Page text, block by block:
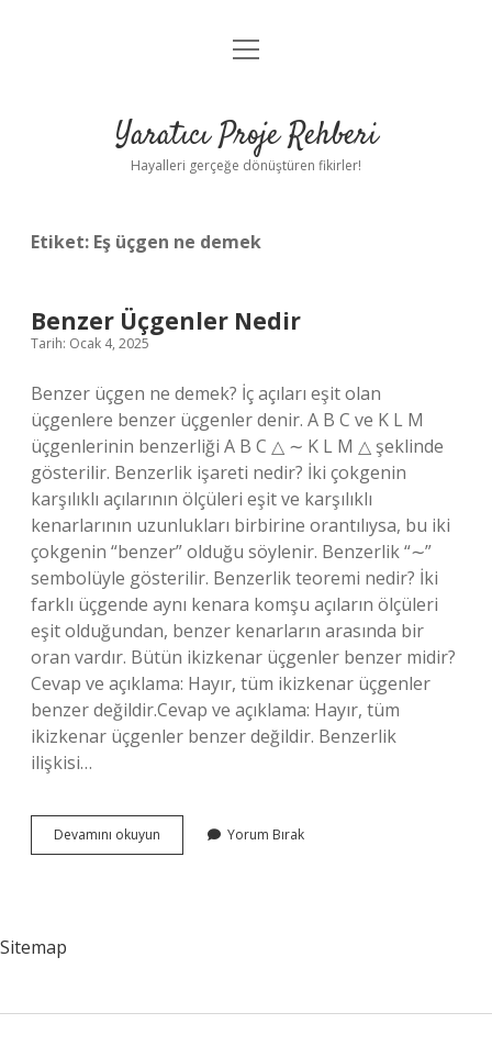
Anasayfa
Yasal Uyarı
menüyü
Yaratıcı Proje Rehberi
Hayalleri gerçeğe dönüştüren fikirler!
Etiket: Eş üçgen ne demek
Benzer Üçgenler Nedir
Tarih: Ocak 4, 2025
Benzer üçgen ne demek? İç açıları eşit olan
üçgenlere benzer üçgenler denir. A B C ve K L M
üçgenlerinin benzerliği A B C △ ∼ K L M △ şeklinde
gösterilir. Benzerlik işareti nedir? İki çokgenin
karşılıklı açılarının ölçüleri eşit ve karşılıklı
kenarlarının uzunlukları birbirine orantılıysa, bu iki
çokgenin “benzer” olduğu söylenir. Benzerlik “∼”
sembolüyle gösterilir. Benzerlik teoremi nedir? İki
farklı üçgende aynı kenara komşu açıların ölçüleri
eşit olduğundan, benzer kenarların arasında bir
oran vardır. Bütün ikizkenar üçgenler benzer midir?
Cevap ve açıklama: Hayır, tüm ikizkenar üçgenler
benzer değildir.Cevap ve açıklama: Hayır, tüm
ikizkenar üçgenler benzer değildir. Benzerlik
ilişkisi…
Devamını okuyun
Üçgenler
Yorum Bırak
Sitemap